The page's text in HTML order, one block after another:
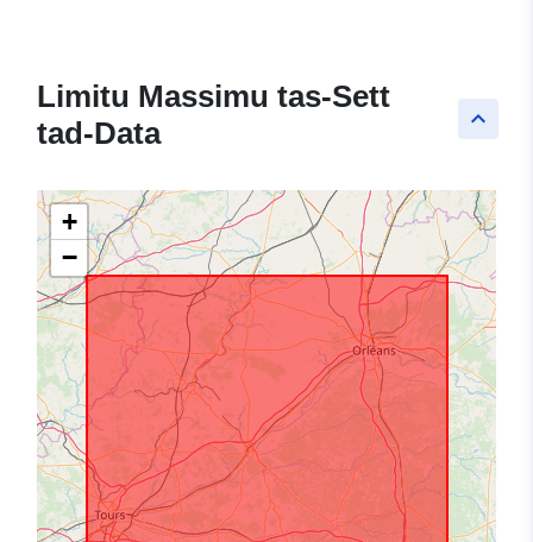
keyboard_arrow_up
Limitu Massimu tas-Sett
tad-Data
+
−